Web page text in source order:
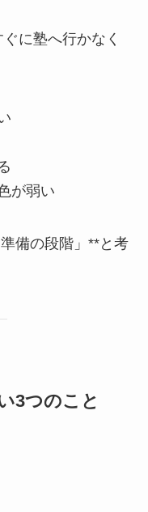
に塾へ行かなく
が弱い
備の段階」**と考
3つのこと